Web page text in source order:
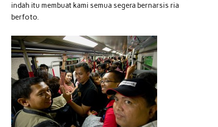
indah itu membuat kami semua segera bernarsis ria
berfoto.